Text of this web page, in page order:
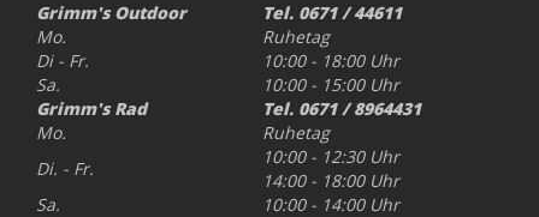
Grimm's Outdoor
Tel. 0671 / 44611
Mo.
Ruhetag
Di - Fr.
10:00 - 18:00 Uhr
Sa.
10:00 - 15:00 Uhr
Grimm's Rad
Tel. 0671 / 8964431
Mo.
Ruhetag
Di. - Fr.
10:00 - 12:30 Uhr
14:00 - 18:00 Uhr
Sa.
10:00 - 14:00 Uhr